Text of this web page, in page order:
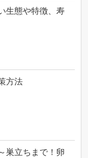
生態や特徴、寿
方法
巣立ちまで！卵